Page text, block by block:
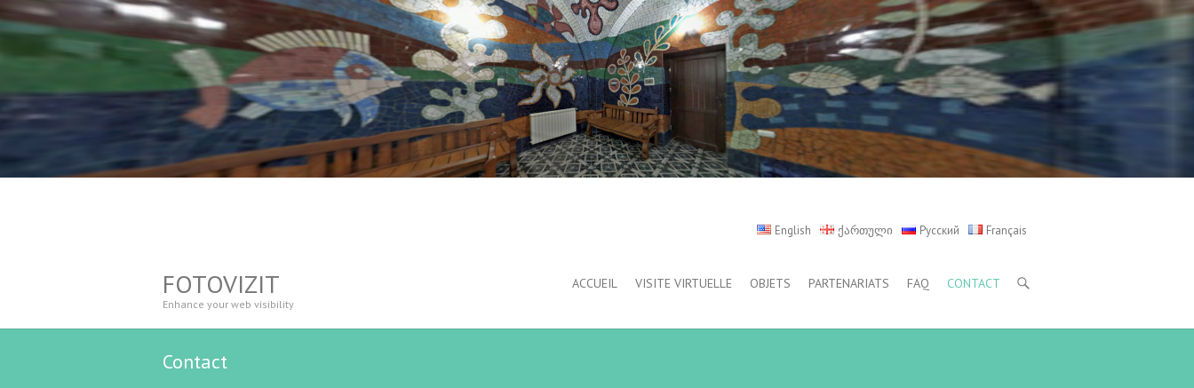
Français
Русский
ქართული
English
FOTOVIZIT
Enhance your web visibility
ACCUEIL VISITE VIRTUELLE OBJETS PARTENARIATS FAQ CONTACT
Contact